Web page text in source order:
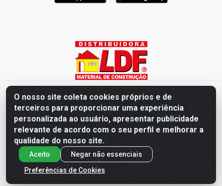
O nosso site coleta cookies próprios e de
terceiros para proporcionar uma experiência
personalizada ao usuário, apresentar publicidade
relevante de acordo com o seu perfil e melhorar a
qualidade do nosso site.
Aceito
Negar não essenciais
Preferências de Cookies
Distribuidora LDF - Av. Presidente Tancredo Neves, 203 – Bairro
dos Ipês, João Pessoa / PB - CEP 58028-840 - CNPJ
02.019.761/0003-82